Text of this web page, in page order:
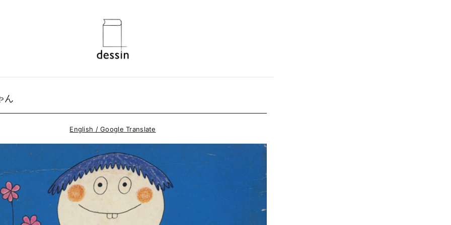
ん
English / Google Translate